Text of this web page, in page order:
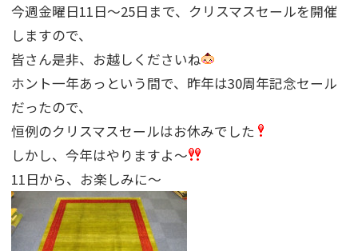
今週金曜日11日〜25日まで、クリスマスセールを開催
しますので、
皆さん是非、お越しくださいね
ホント一年あっという間で、昨年は30周年記念セール
だったので、
恒例のクリスマスセールはお休みでした
しかし、今年はやりますよ〜
11日から、お楽しみに〜